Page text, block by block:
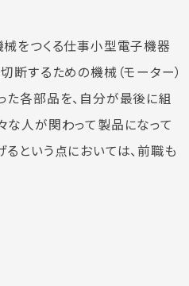
械をつくる仕事小型電子機器
断するための機械（モーター）
た各部品を、自分が最後に組
な人が関わって製品になって
るという点においては、前職も